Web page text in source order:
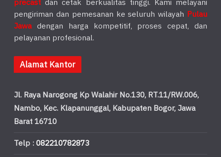
precast dan cetak berkualitas tinggi. Kami melayani
pengiriman dan pemesanan ke seluruh wilayah Pulau
Jawadengan harga kompetitif, proses cepat, dan
pelayanan profesional.
Alamat Kantor
Jl. Raya Narogong Kp Walahir No.130, RT.11/RW.006,
Nambo, Kec. Klapanunggal, Kabupaten Bogor, Jawa
Barat 16710
Telp :082210782873